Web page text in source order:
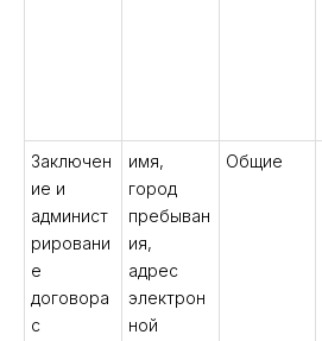
Заключен
ие и
админист
рировани
е
договора
с
имя,
город
пребыван
ия,
адрес
электрон
ной
Общие